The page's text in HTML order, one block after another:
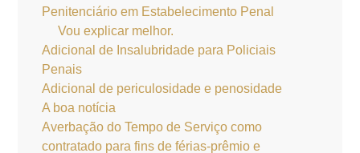
Penitenciário em Estabelecimento Penal
Vou explicar melhor.
Adicional de Insalubridade para Policiais
Penais
Adicional de periculosidade e penosidade
A boa notícia
Averbação do Tempo de Serviço como
contratado para fins de férias-prêmio e